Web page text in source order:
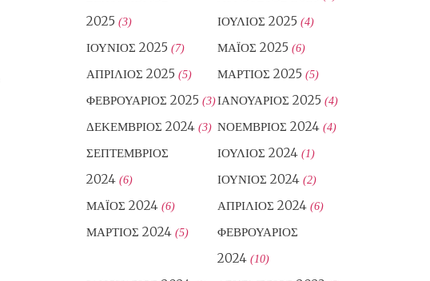
2025 (3) ΙΟΎΛΙΟΣ 2025 (4)
ΙΟΎΝΙΟΣ 2025 (7) ΜΆΙΟΣ 2025 (6)
ΑΠΡΊΛΙΟΣ 2025 (5) ΜΆΡΤΙΟΣ 2025 (5)
ΦΕΒΡΟΥΆΡΙΟΣ 2025 (3)ΙΑΝΟΥΆΡΙΟΣ 2025 (4)
ΔΕΚΈΜΒΡΙΟΣ 2024 (3) ΝΟΈΜΒΡΙΟΣ 2024 (4)
ΣΕΠΤΈΜΒΡΙΟΣ
2024 (6)
ΙΟΎΛΙΟΣ 2024 (1)
ΙΟΎΝΙΟΣ 2024 (2)
ΜΆΙΟΣ 2024 (6) ΑΠΡΊΛΙΟΣ 2024 (6)
ΜΆΡΤΙΟΣ 2024 (5)
ΦΕΒΡΟΥΆΡΙΟΣ
2024 (10)